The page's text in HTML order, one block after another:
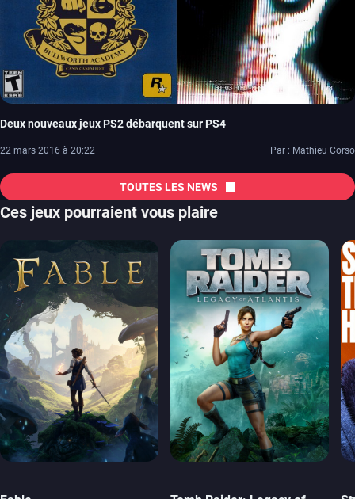
Deux nouveaux jeux PS2 débarquent sur PS4
22 mars 2016 à 20:22 Par : Mathieu Corso
TOUTES LES NEWS
Ces jeux pourraient vous plaire